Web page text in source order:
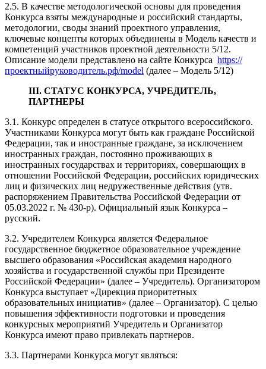
2.5. В качестве методологической основы для проведения
Конкурса взяты международные и российский стандарты,
методологии, своды знаний проектного управления,
ключевые концепты которых объединены в Модель качеств и
компетенций участников проектной деятельности 5/12.
Описание модели представлено на сайте Конкурса https://
проектныйруководитель.рф/model (далее – Модель 5/12)
III. СТАТУС КОНКУРСА, УЧРЕДИТЕЛЬ,
ПАРТНЕРЫ
3.1. Конкурс определен в статусе открытого всероссийского.
Участниками Конкурса могут быть как граждане Российской
Федерации, так и иностранные граждане, за исключением
иностранных граждан, постоянно проживающих в
иностранных государствах и территориях, совершающих в
отношении Российской Федерации, российских юридических
лиц и физических лиц недружественные действия (утв.
распоряжением Правительства Российской Федерации от
05.03.2022 г. № 430-р). Официальный язык Конкурса –
русский.
3.2. Учредителем Конкурса является Федеральное
государственное бюджетное образовательное учреждение
высшего образования «Российская академия народного
хозяйства и государственной службы при Президенте
Российской Федерации» (далее – Учредитель). Организатором
Конкурса выступает «Дирекция приоритетных
образовательных инициатив» (далее – Организатор). С целью
повышения эффективности подготовки и проведения
конкурсных мероприятий Учредитель и Организатор
Конкурса имеют право привлекать партнеров.
3.3. Партнерами Конкурса могут являться: